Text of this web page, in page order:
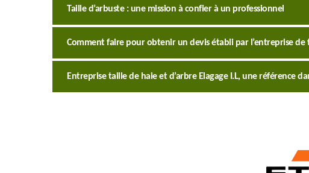
Taille d’arbuste : une mission à confier à un professionnel
Comment faire pour obtenir un devis établi par l’entreprise de
Entreprise taille de haie et d’arbre Elagage I.L, une référence